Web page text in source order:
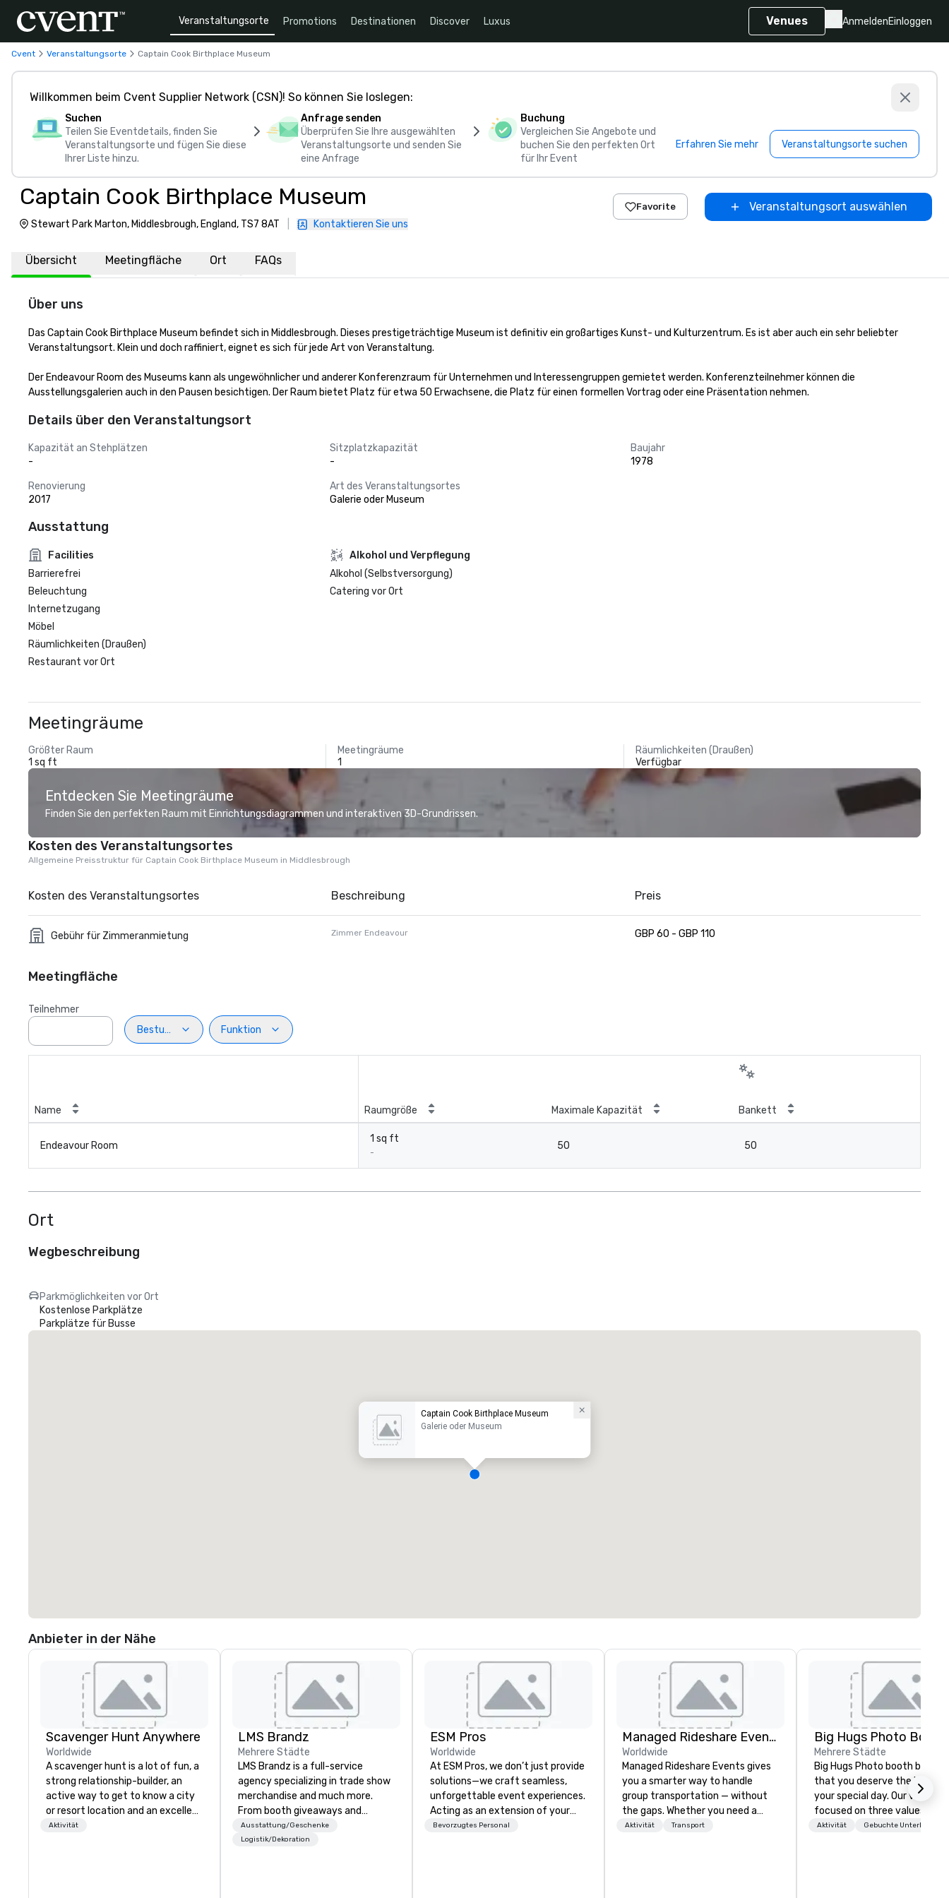
Veranstaltungsorte Promotions Destinationen Discover Luxus Venues AnmeldenEinloggen
Cvent Veranstaltungsorte Captain Cook Birthplace Museum
Willkommen beim Cvent Supplier Network (CSN)! So können Sie loslegen:
Suchen
Teilen Sie Eventdetails, finden Sie
Veranstaltungsorte und fügen Sie diese
Ihrer Liste hinzu.
Anfrage senden
Überprüfen Sie Ihre ausgewählten
Veranstaltungsorte und senden Sie
eine Anfrage
Buchung
Vergleichen Sie Angebote und
buchen Sie den perfekten Ort
für Ihr Event
Erfahren Sie mehr Veranstaltungsorte suchen
Captain Cook Birthplace Museum
Stewart Park Marton, Middlesbrough, England, TS7 8AT Kontaktieren Sie uns
Favorite Veranstaltungsort auswählen
Übersicht Meetingfläche Ort FAQs
Über uns
Das Captain Cook Birthplace Museum befindet sich in Middlesbrough. Dieses prestigeträchtige Museum ist definitiv ein großartiges Kunst- und Kulturzentrum. Es ist aber auch ein sehr beliebter
Veranstaltungsort. Klein und doch raffiniert, eignet es sich für jede Art von Veranstaltung.
Der Endeavour Room des Museums kann als ungewöhnlicher und anderer Konferenzraum für Unternehmen und Interessengruppen gemietet werden. Konferenzteilnehmer können die
Ausstellungsgalerien auch in den Pausen besichtigen. Der Raum bietet Platz für etwa 50 Erwachsene, die Platz für einen formellen Vortrag oder eine Präsentation nehmen.
Details über den Veranstaltungsort
Kapazität an Stehplätzen
-
Sitzplatzkapazität
-
Baujahr
1978
Renovierung
2017
Art des Veranstaltungsortes
Galerie oder Museum
Ausstattung
Facilities
Barrierefrei
Beleuchtung
Internetzugang
Möbel
Räumlichkeiten (Draußen)
Restaurant vor Ort
‪Alkohol‬ und Verpflegung
Alkohol (Selbstversorgung)
Catering vor Ort
Meetingräume
Größter Raum
1 sq ft
Meetingräume
1
Räumlichkeiten (Draußen)
Verfügbar
Entdecken Sie Meetingräume
Finden Sie den perfekten Raum mit Einrichtungsdiagrammen und interaktiven 3D-Grundrissen.
Kosten des Veranstaltungsortes
Allgemeine Preisstruktur für Captain Cook Birthplace Museum in Middlesbrough
Kosten des Veranstaltungsortes Beschreibung Preis
Gebühr für Zimmeranmietung Zimmer Endeavour GBP 60 - GBP 110
Meetingfläche
Teilnehmer
Bestuhlung
Funktion
Name Raumgröße Maximale Kapazität Bankett
Endeavour Room
1 sq ft
-
50 50
Ort
Wegbeschreibung
Parkmöglichkeiten vor Ort
Kostenlose Parkplätze
Parkplätze für Busse
Captain Cook Birthplace Museum
Galerie oder Museum
Anbieter in der Nähe
Scavenger Hunt Anywhere
Worldwide
A scavenger hunt is a lot of fun, a
strong relationship-builder, an
active way to get to know a city
or resort location and an excellent
team building activity for your
Aktivität
LMS Brandz
Mehrere Städte
LMS Brandz is a full-service
agency specializing in trade show
merchandise and much more.
From booth giveaways and
branded apparel to executive
gifting, displays, banners, signage,
Ausstattung/Geschenke
Logistik/Dekoration
ESM Pros
Worldwide
At ESM Pros, we don’t just provide
solutions—we craft seamless,
unforgettable event experiences.
Acting as an extension of your
team, we bring a consultative,
Bevorzugtes Personal
Managed Rideshare Events ™ Ground Transportation
Worldwide
Managed Rideshare Events gives
you a smarter way to handle
group transportation — without
the gaps. Whether you need a
luxury sedan for a VIP arrival, an
Aktivität Transport
Big Hugs Photo Booth
Mehrere Städte
Big Hugs Photo booth
that you deserve the best
your special day. Our vision is
focused on three values -
Creativity. Fun. Quality. What
Aktivität Gebuchte Unterhaltung